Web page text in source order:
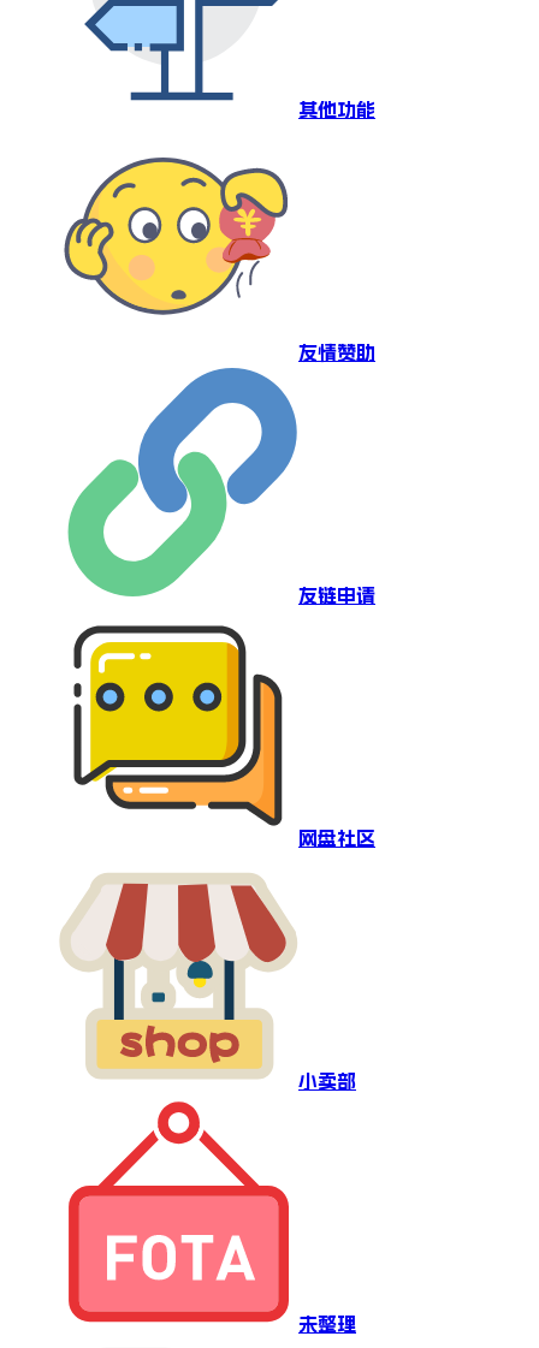
其他功能
友情赞助
友链申请
网盘社区
小卖部
未整理